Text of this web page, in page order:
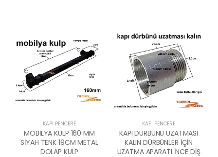
KAPI PENCERE
MOBİLYA KULP 160 MM
SİYAH TENK 19CM METAL
DOLAP KULP
KAPI PENCERE
KAPI DÜRBÜNÜ UZATMASI
KALIN DÜRBÜNLER İÇİN
UZATMA APARATI İNCE DİŞ